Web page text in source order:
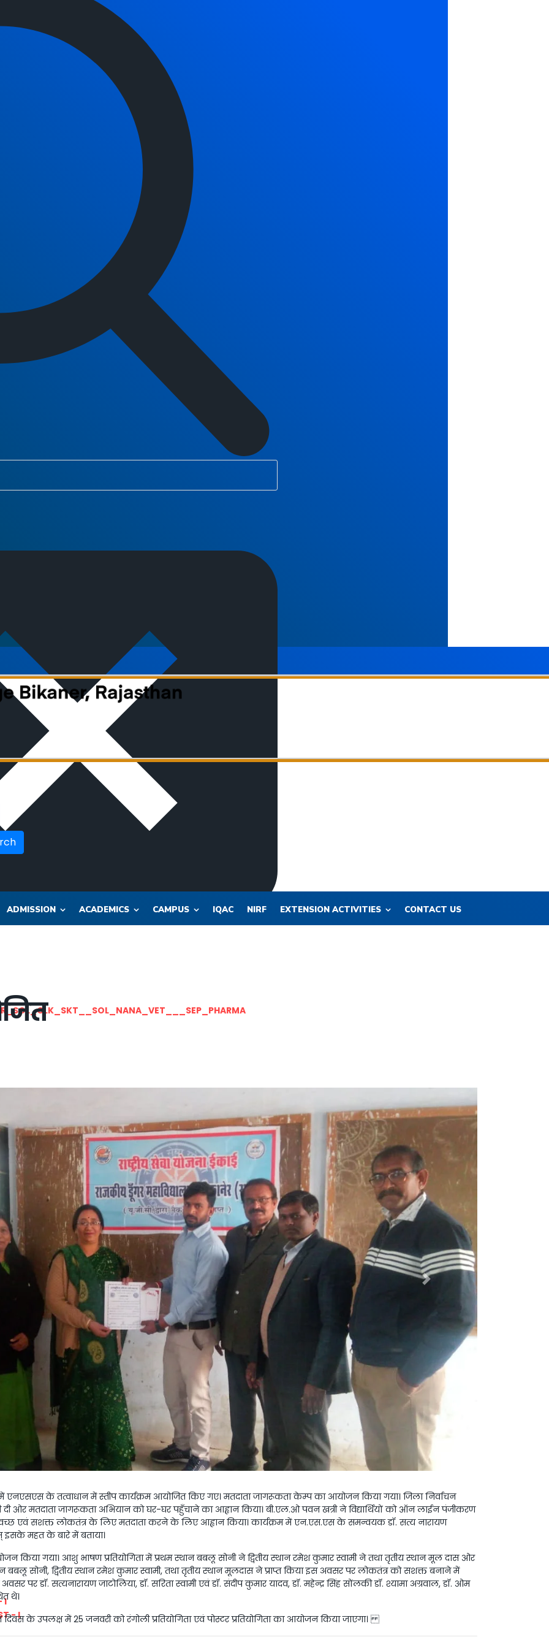
I
- I
ADMISSION ACADEMICS CAMPUS IQAC NIRF EXTENSION ACTIVITIES CONTACT US
Next
एनएसएस के तत्वाधान में स्तीप कार्यक्रम आयोजित किए गए। मतदाता जागरूकता केम्प का आयोजन किया गया। जिला निर्वाचन
ओर मतदाता जागरूकता अभियान को घर-घर पहुँचाने का आह्वान किया। बी.एल.ओ पवन खत्री ने विद्यार्थियों को ऑन लाईन पंजीकरण
महत के बारे में बताया।
किया गया। आशु भाषण प्रतियोगिता में प्रथम स्थान बबलू सोनी ने द्वितीय स्थान रमेश कुमार स्वामी ने तथा तृतीय स्थान मूल दास ओर
बबलू सोनी, द्वितीय स्थान रमेश कुमार स्वामी, तथा तृतीय स्थान मूलदास ने प्राप्त किया इस अवसर पर लोकतंत्र को सशक्त बनाने में
पर डॉ. सत्यनारायण जाटोलिया, डॉ. सरिता स्वामी एवं डॉ. संदीप कुमार यादव, डॉ. महेन्द्र सिंह सोंलकी डॉ. श्यामा अग्रवाल, डॉ. ओम
थे।
के उपलक्ष में 25 जनवरी को रंगोली प्रतियोगिता एवं पोस्टर प्रतियोगिता का आयोजन किया जाएगा।